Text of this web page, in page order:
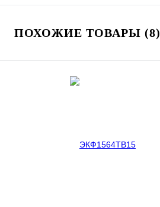
ПОХОЖИЕ ТОВАРЫ (8)